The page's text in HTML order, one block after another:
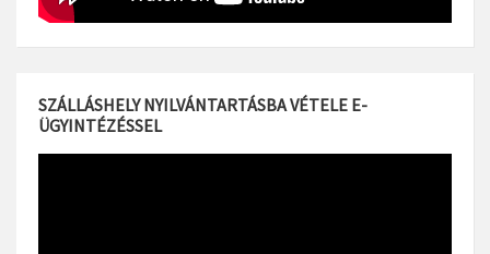
SZÁLLÁSHELY NYILVÁNTARTÁSBA VÉTELE E-
ÜGYINTÉZÉSSEL